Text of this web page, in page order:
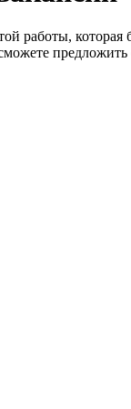
работы, которая
предложить